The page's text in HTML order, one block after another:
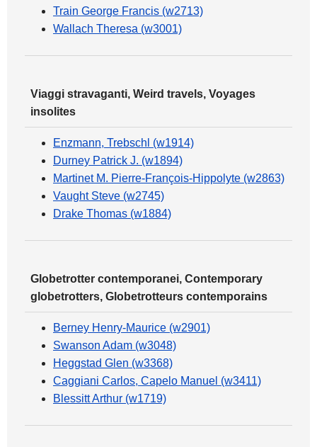
Train George Francis (w2713)
Wallach Theresa (w3001)
Viaggi stravaganti, Weird travels, Voyages
insolites
Enzmann, Trebschl (w1914)
Durney Patrick J. (w1894)
Martinet M. Pierre-François-Hippolyte (w2863)
Vaught Steve (w2745)
Drake Thomas (w1884)
Globetrotter contemporanei, Contemporary
globetrotters, Globetrotteurs contemporains
Berney Henry-Maurice (w2901)
Swanson Adam (w3048)
Heggstad Glen (w3368)
Caggiani Carlos, Capelo Manuel (w3411)
Blessitt Arthur (w1719)